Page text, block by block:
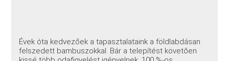
Évek óta kedvezőek a tapasztalataink a földlabdásan
felszedett bambuszokkal. Bár a telepítést követően